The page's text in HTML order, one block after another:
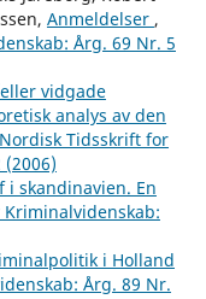
Anmeldelser ,
Årg. 69 Nr. 5
vidgade
analys av den
Nordisk Tidsskrift for
i skandinavien. En
i Holland
Årg. 89 Nr.